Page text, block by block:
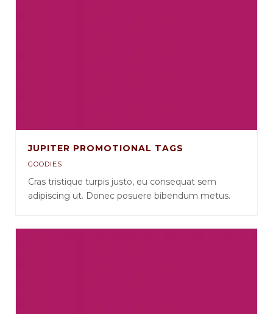
JUPITER PROMOTIONAL TAGS
GOODIES
Cras tristique turpis justo, eu consequat sem
adipiscing ut. Donec posuere bibendum metus.